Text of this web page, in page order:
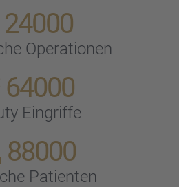
24000
Opera­tio­nen
64000
Eingriffe
88000
Patien­ten